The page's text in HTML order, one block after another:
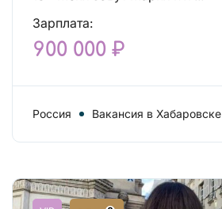
Зарплата:
900 000 ₽
Россия Вакансия в Хабаровске